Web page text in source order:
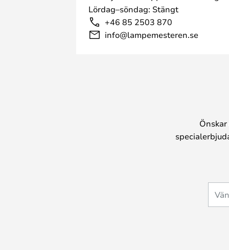
Lördag–söndag: Stängt
+46 85 2503 870
info@lampemesteren.se